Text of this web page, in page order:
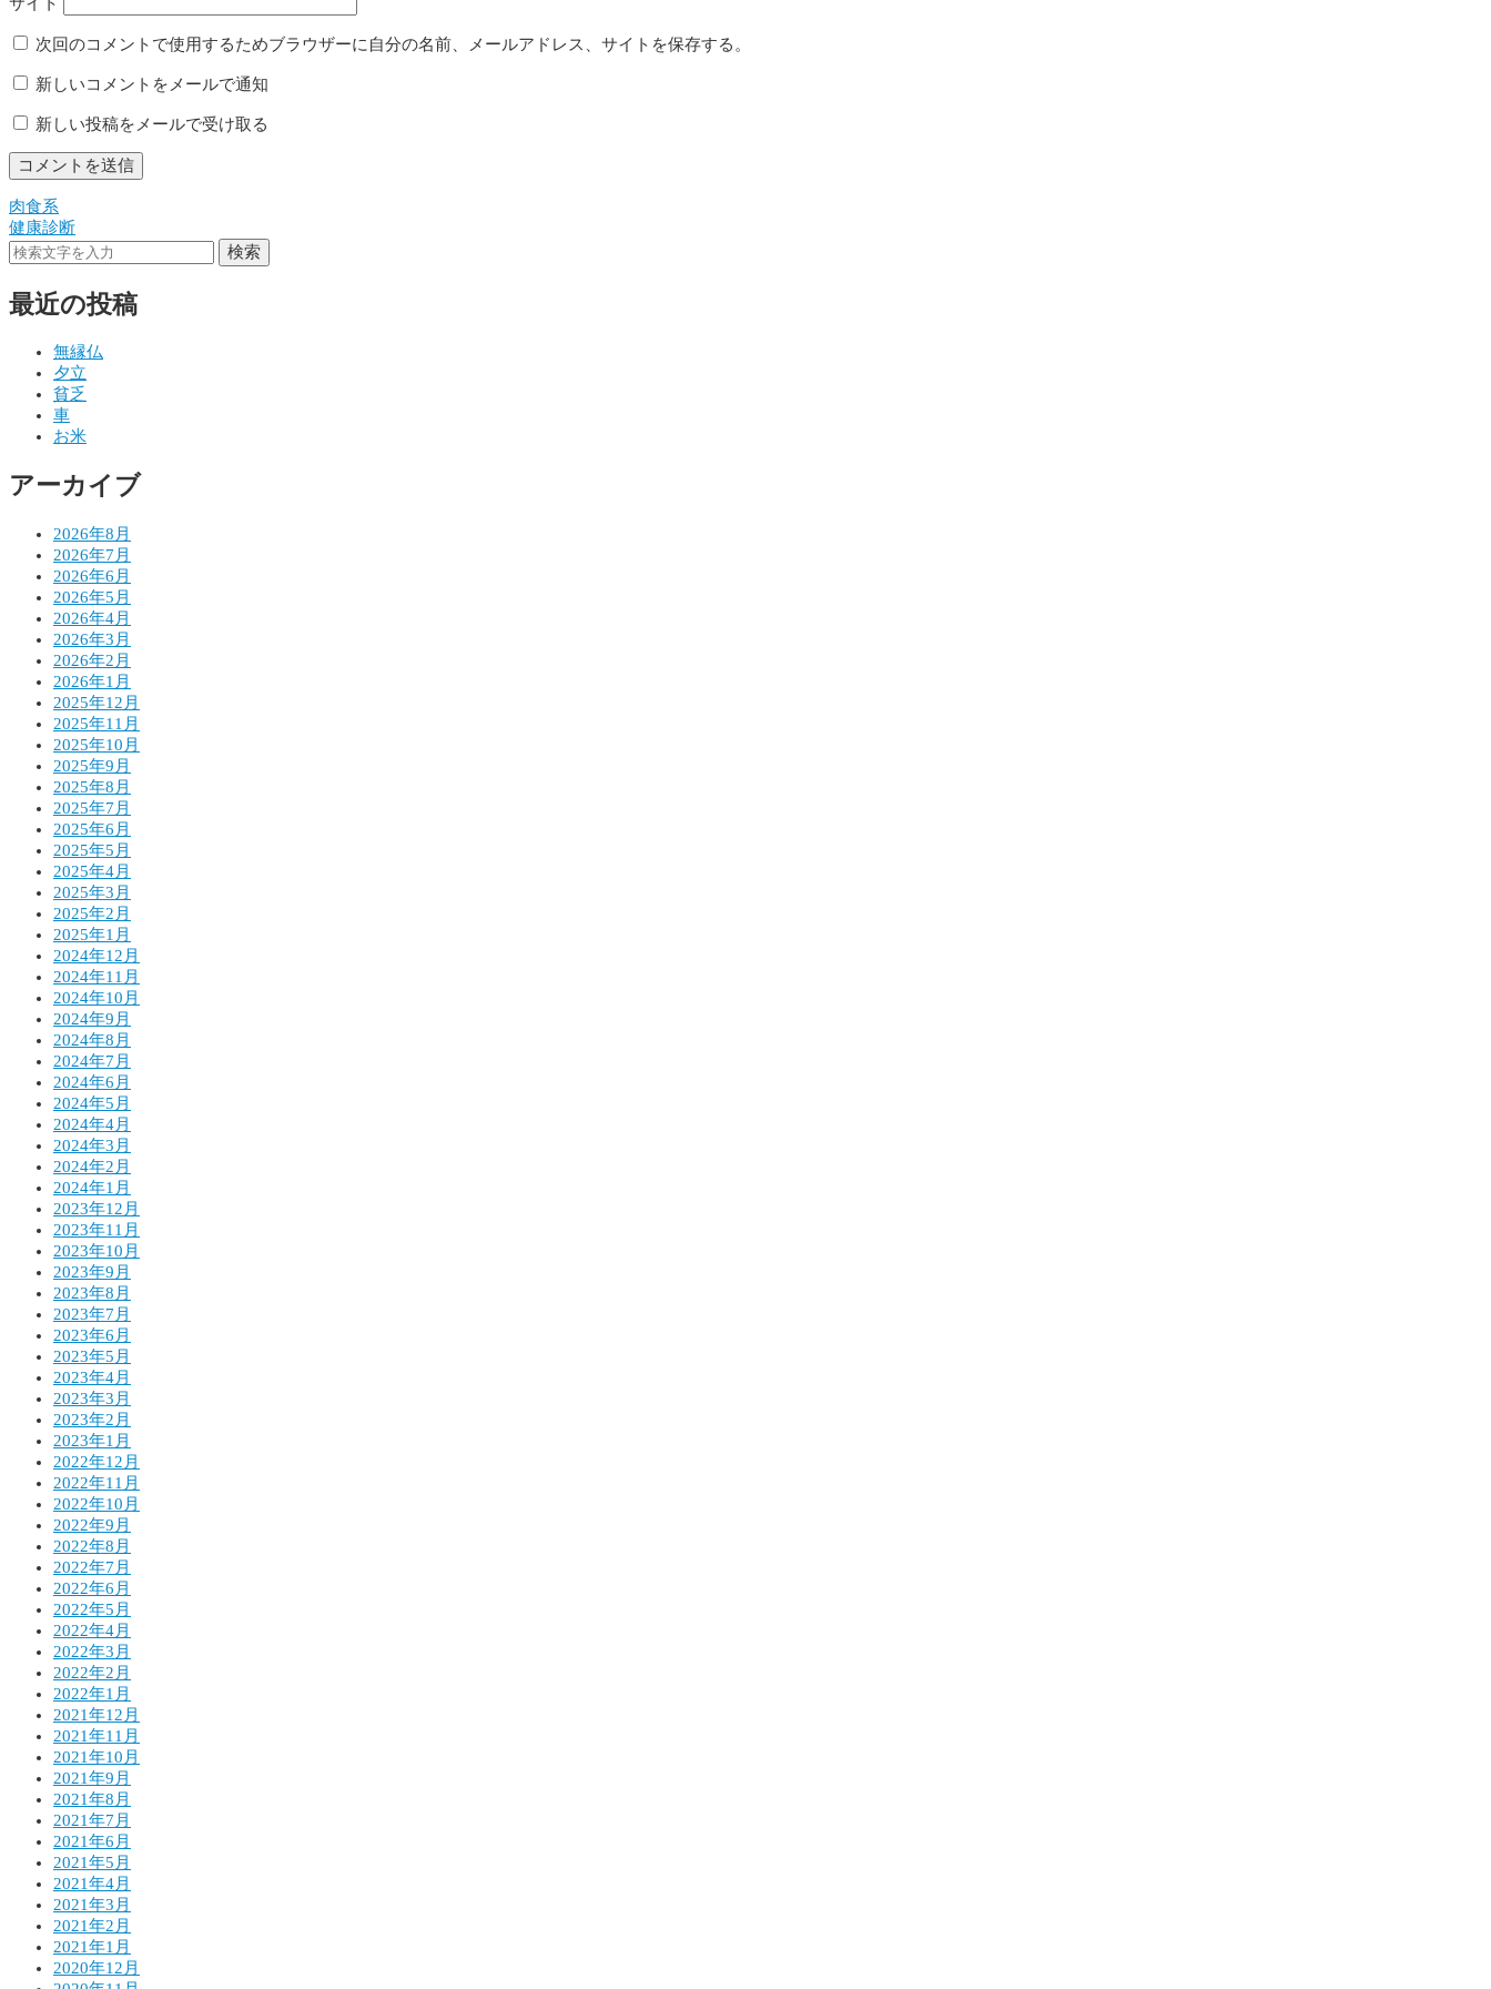
次回のコメントで使用するためブラウザーに自分の名前、メールアドレス、サイトを保存する。
新しいコメントをメールで通知
新しい投稿をメールで受け取る
投
稿
ビ
ン
肉食系
健康診断
検索
最近の投稿
無縁仏
夕立
貧乏
車
お米
アーカイブ
2026年8月
2026年7月
2026年6月
2026年5月
2026年4月
2026年3月
2026年2月
2026年1月
2025年12月
2025年11月
2025年10月
2025年9月
2025年8月
2025年7月
2025年6月
2025年5月
2025年4月
2025年3月
2025年2月
2025年1月
2024年12月
2024年11月
2024年10月
2024年9月
2024年8月
2024年7月
2024年6月
2024年5月
2024年4月
2024年3月
2024年2月
2024年1月
2023年12月
2023年11月
2023年10月
2023年9月
2023年8月
2023年7月
2023年6月
2023年5月
2023年4月
2023年3月
2023年2月
2023年1月
2022年12月
2022年11月
2022年10月
2022年9月
2022年8月
2022年7月
2022年6月
2022年5月
2022年4月
2022年3月
2022年2月
2022年1月
2021年12月
2021年11月
2021年10月
2021年9月
2021年8月
2021年7月
2021年6月
2021年5月
2021年4月
2021年3月
2021年2月
2021年1月
2020年12月